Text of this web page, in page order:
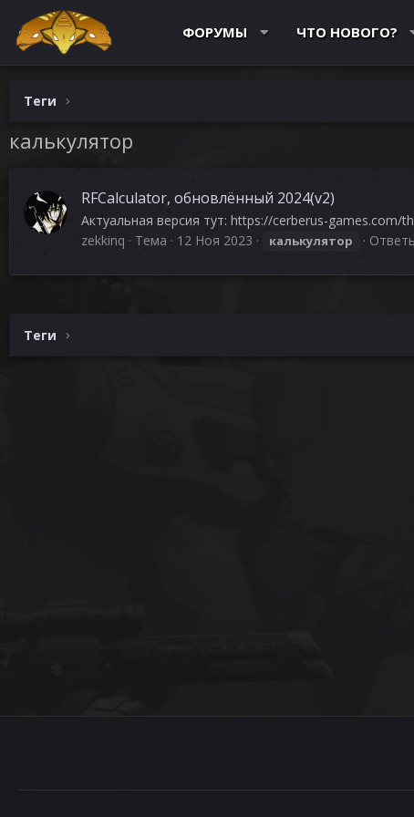
ФОРУМЫ ЧТО НОВОГО?
Теги
калькулятор
RFCalculator, обновлённый 2024(v2)
Актуальная версия тут: https://cerberus-games.com/
zekkinq
Тема 12 Ноя 2023 калькулятор
Теги